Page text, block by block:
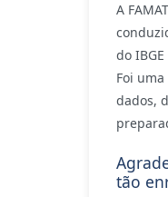
A
do
Foi
dados,
tão